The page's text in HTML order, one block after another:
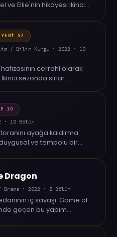
ve Ellie'nin hikayesi ikinci
YENİ S2
/ Bilim Kurgu · 2022 · 10
cerrahi olarak
İkinci sezonda sırlar
10
· 10 Bölüm
ayağa kaldırma
ve tempolu bir
Dragon
· 2022 · 8 Bölüm
iç savaşı. Game of
geçen bu yapım